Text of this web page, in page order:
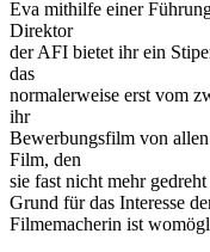
Eva mithilfe einer
Direktor
der AFI bietet ihr ein
das
normalerweise erst vom
ihr
Bewerbungsfilm von
Film, den
sie fast nicht mehr gedreht
Grund für das Interesse
Filmemacherin ist